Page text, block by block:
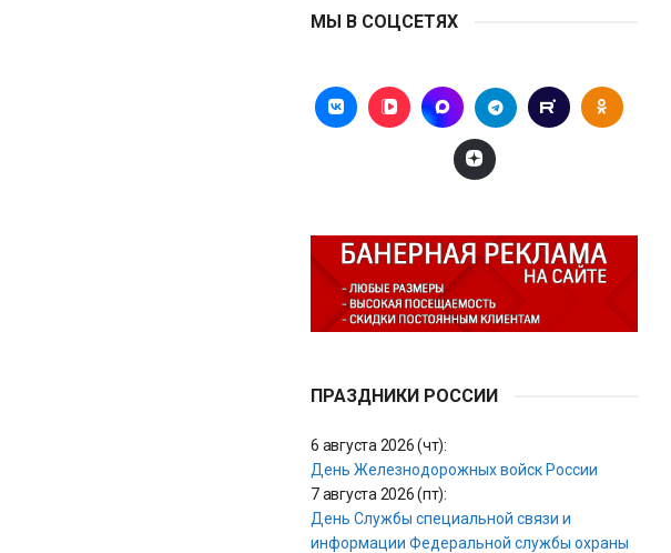
МЫ В СОЦСЕТЯХ
ПРАЗДНИКИ РОССИИ
6 августа 2026 (чт):
День Железнодорожных войск России
7 августа 2026 (пт):
День Службы специальной связи и
информации Федеральной службы охраны